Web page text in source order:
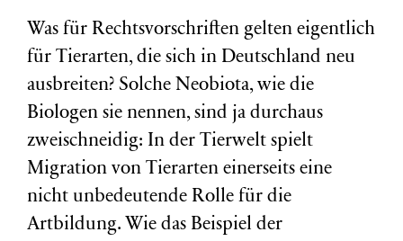
Was für Rechtsvorschriften gelten eigentlich
für Tierarten, die sich in Deutschland neu
ausbreiten? Solche Neobiota, wie die
Biologen sie nennen, sind ja durchaus
zweischneidig: In der Tierwelt spielt
Migration von Tierarten einerseits eine
nicht unbedeutende Rolle für die
Artbildung. Wie das Beispiel der